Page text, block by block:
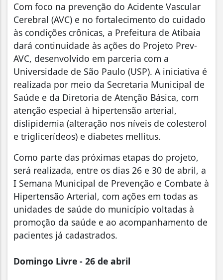
Com foco na prevenção do Acidente Vascular
Cerebral (AVC) e no fortalecimento do cuidado
às condições crônicas, a Prefeitura de Atibaia
dará continuidade às ações do Projeto Prev-
AVC, desenvolvido em parceria com a
Universidade de São Paulo (USP). A iniciativa é
realizada por meio da Secretaria Municipal de
Saúde e da Diretoria de Atenção Básica, com
atenção especial à hipertensão arterial,
dislipidemia (alteração nos níveis de colesterol
e triglicerídeos) e diabetes mellitus.
Como parte das próximas etapas do projeto,
será realizada, entre os dias 26 e 30 de abril, a
I Semana Municipal de Prevenção e Combate à
Hipertensão Arterial, com ações em todas as
unidades de saúde do município voltadas à
promoção da saúde e ao acompanhamento de
pacientes já cadastrados.
Domingo Livre - 26 de abril